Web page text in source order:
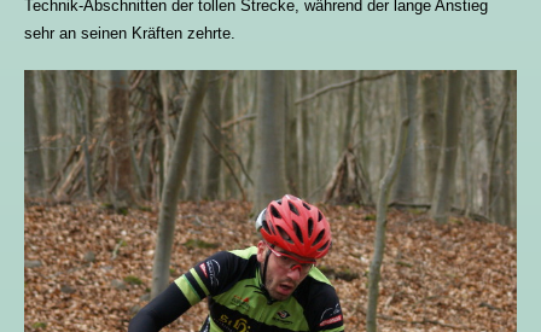
Technik-Abschnitten der tollen Strecke, während der lange Anstieg
sehr an seinen Kräften zehrte.